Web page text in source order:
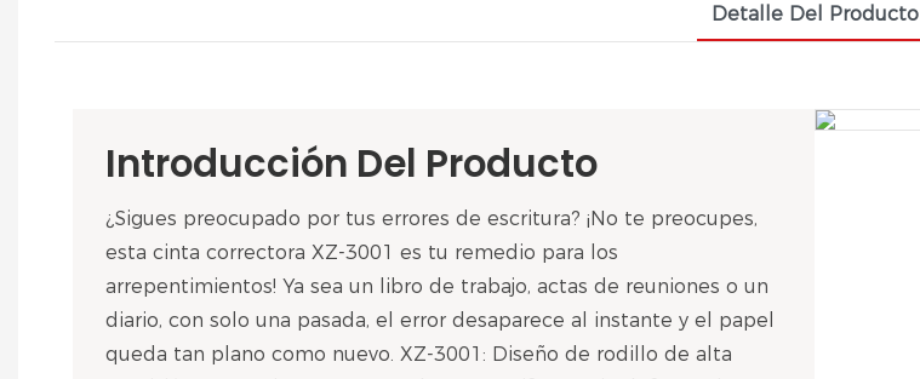
Detalle Del Producto
Introducción Del Producto
¿Sigues preocupado por tus errores de escritura? ¡No te preocupes,
esta cinta correctora XZ-3001 es tu remedio para los
arrepentimientos! Ya sea un libro de trabajo, actas de reuniones o un
diario, con solo una pasada, el error desaparece al instante y el papel
queda tan plano como nuevo. XZ-3001: Diseño de rodillo de alta